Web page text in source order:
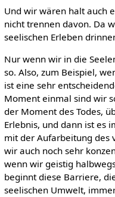
Und wir wären halt auch
nicht trennen davon. Da
seelischen Erleben
Nur wenn wir in die
so. Also, zum Beispiel,
ist eine sehr
Moment einmal sind wir
der Moment des Todes,
Erlebnis, und dann ist es
mit der Aufarbeitung des
wir auch noch sehr
wenn wir geistig
beginnt diese Barriere,
seelischen Umwelt,